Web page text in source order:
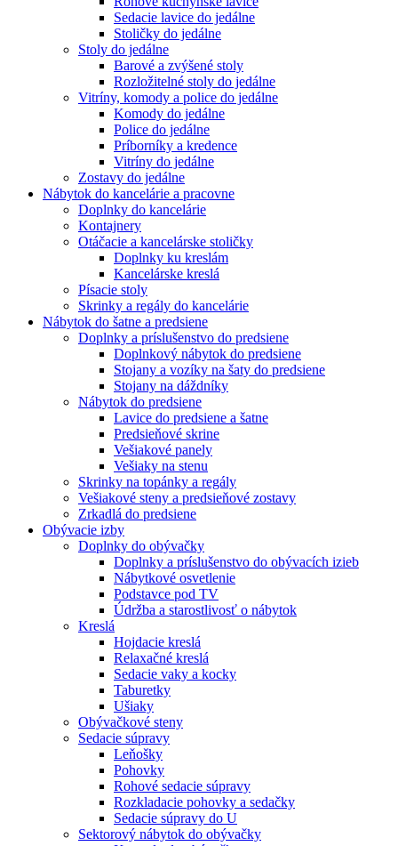
Sedacie lavice do jedálne
Stoličky do jedálne
Stoly do jedálne
Barové a zvýšené stoly
Rozložitelné stoly do jedálne
Vitríny, komody a police do jedálne
Komody do jedálne
Police do jedálne
Príborníky a kredence
Vitríny do jedálne
Zostavy do jedálne
Nábytok do kancelárie a pracovne
Doplnky do kancelárie
Kontajnery
Otáčacie a kancelárske stoličky
Doplnky ku kreslám
Kancelárske kreslá
Písacie stoly
Skrinky a regály do kancelárie
Nábytok do šatne a predsiene
Doplnky a príslušenstvo do predsiene
Doplnkový nábytok do predsiene
Stojany a vozíky na šaty do predsiene
Stojany na dáždníky
Nábytok do predsiene
Lavice do predsiene a šatne
Predsieňové skrine
Vešiakové panely
Vešiaky na stenu
Skrinky na topánky a regály
Vešiakové steny a predsieňové zostavy
Zrkadlá do predsiene
Obývacie izby
Doplnky do obývačky
Doplnky a príslušenstvo do obývacích izieb
Nábytkové osvetlenie
Podstavce pod TV
Údržba a starostlivosť o nábytok
Kreslá
Hojdacie kreslá
Relaxačné kreslá
Sedacie vaky a kocky
Taburetky
Ušiaky
Obývačkové steny
Sedacie súpravy
Leňošky
Pohovky
Rohové sedacie súpravy
Rozkladacie pohovky a sedačky
Sedacie súpravy do U
Sektorový nábytok do obývačky